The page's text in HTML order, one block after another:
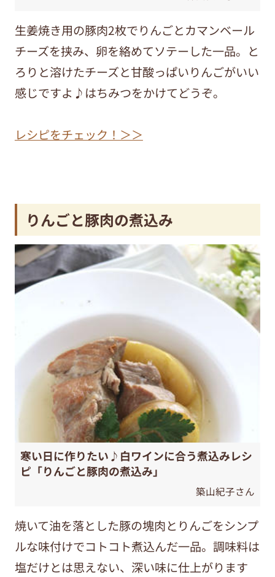
生姜焼き用の豚肉2枚でりんごとカマンベール
チーズを挟み、卵を絡めてソテーした一品。と
ろりと溶けたチーズと甘酸っぱいりんごがいい
感じですよ♪はちみつをかけてどうぞ。
レシピをチェック！＞＞
りんごと豚肉の煮込み
寒い日に作りたい♪白ワインに合う煮込みレシ
ピ「りんごと豚肉の煮込み」
築山紀子さん
焼いて油を落とした豚の塊肉とりんごをシンプ
ルな味付けでコトコト煮込んだ一品。調味料は
塩だけとは思えない、深い味に仕上がります